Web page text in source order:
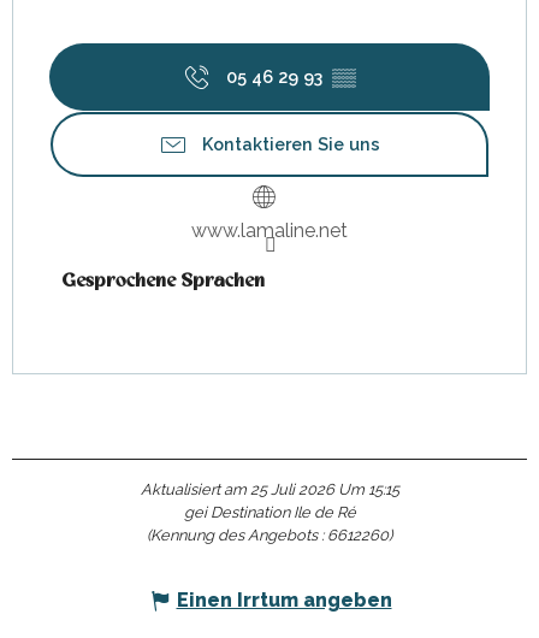
05 46 29 93 ▒▒
Kontaktieren Sie uns
www.lamaline.net
Gesprochene Sprachen
Gesprochene Sprachen
Aktualisiert am 25 Juli 2026 Um 15:15
gei Destination Ile de Ré
(Kennung des Angebots : 6612260)
Einen Irrtum angeben